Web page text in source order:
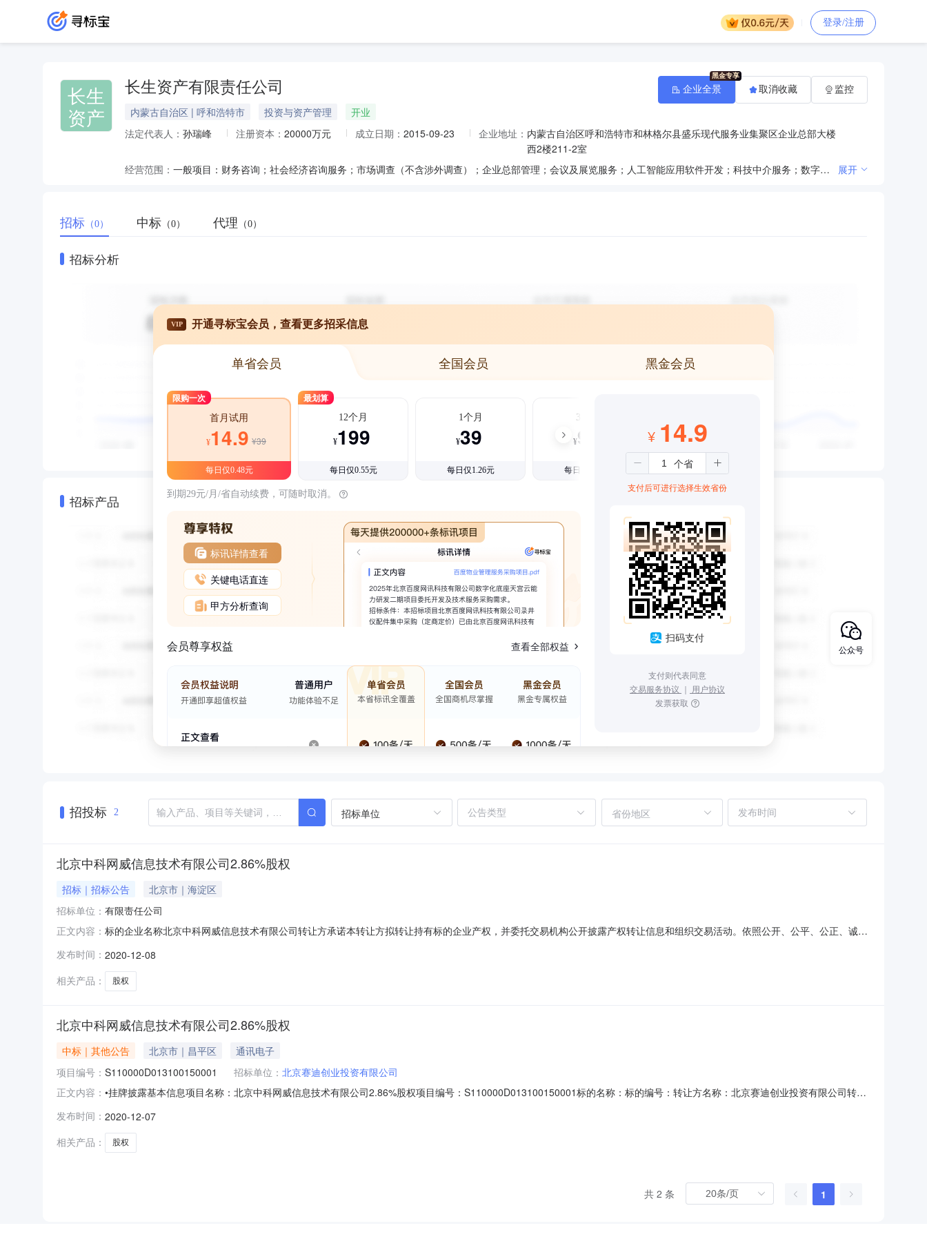
登录/注册
长生
资产
长生资产有限责任公司
内蒙古自治区 | 呼和浩特市 投资与资产管理
开业
法定代表人： 孙瑞峰 注册资本： 20000万元 成立日期： 2015-09-23 企业地址： 内蒙古自治区呼和浩特市和林格尔县盛乐现代服务业集聚区企业总部大楼
西2楼211-2室
经营范围：
一般项目：财务咨询；社会经济咨询服务；市场调查（不含涉外调查）；企业总部管理；会议及展览服务；人工智能应用软件开发；科技中介服务；数字技术服务；信息技术咨询服务；计算机软硬件及辅助设备零售；电子元器件批发；电子产品销售；计算机及通讯设备租赁；机械设备租赁；办公服务；煤炭及制品销售。（除依法须经批准的项目外，凭营业执照依法自主开展经营活动） 展开
企业全景 取消收藏 监控
招标 （0） 中标 （0） 代理 （0）
招标分析
招标产品
VIP 开通寻标宝会员，查看更多招采信息
单省会员 全国会员 黑金会员
限购一次
首月试用
¥14.9 ¥39
每日仅0.48元
最划算
12个月
¥199
每日仅0.55元
1个月
¥39
每日仅1.26元
3个月
¥99
每日仅1.08元
到期29元/月/省自动续费，可随时取消。
标讯详情查看
关键电话直连
甲方分析查询
会员尊享权益 查看全部权益
¥ 14.9
支付后可进行选择生效省份
扫码支付
支付则代表同意
交易服务协议 ｜ 用户协议
发票获取
招投标 2 招标单位 省份地区
北京中科网威信息技术有限公司2.86%股权
招标｜招标公告
北京市｜海淀区
招标单位： 有限责任公司
正文内容： 标的企业名称北京中科网威信息技术有限公司转让方承诺本转让方拟转让持有标的企业产权，并委托交易机构公开披露产权转让信息和组织交易活动。依照公开、公平、公正、诚信
本7000.00万元(人民币)实收资本6500.00万元(人民币)经济类型国有参股企业企业类型有限责任公司所属行业软件和信息技术服务业统一社会信用代码或组织机构代码91110108700
发布时间： 2020-12-08
相关产品：
股权
北京中科网威信息技术有限公司2.86%股权
中标｜其他公告 北京市｜昌平区
通讯电子
项目编号： S110000D013100150001 招标单位： 北京赛迪创业投资有限公司
正文内容： •挂牌披露基本信息项目名称：北京中科网威信息技术有限公司2.86%股权项目编号：S110000D013100150001标的名称：标的编号：转让方名称：北京赛迪创业投资有限公司转让
价是否自动延期：是标的企业原股东是否放弃行使优先购买权：是管理层是否有收购意向：否与转让相关的其他条件：1、意向受让方在通过资格确认后3个工作日内，须交纳240万
元
发布时间： 2020-12-07
相关产品：
股权
共 2 条 1
公众号